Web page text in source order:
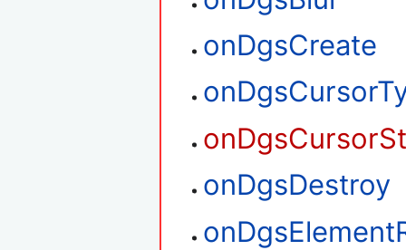
onDgsCreate
onDgsDestroy